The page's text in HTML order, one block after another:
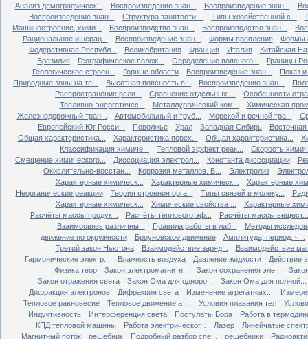
Анализ демографическ...
Воспроизведение знан... Воспроизведение знан...
Воспроизведение знан...
Структура занятости ... Типы хозяйственной с...
Машиностроение, хими...
Воспроизводство знан... Воспроизводство знан...
Рациональное и нерац...
Воспроизведение знан... Формы правления
Формы
Федеративная Республ...
Великобритания Франция Италия
Китайская
Бразилия
Географическое полож... Определение поясного...
Границы
Геологическое строен...
Горные области Воспроизведение знан...
Показ
Природные зоны на те...
Высотная поясность в... Воспроизведение знан...
Распространение рели...
Сравнение отдельных ...
Особенности
Топливно-энергетичес...
Металлургический ком...
Химическая
Железнодорожный тран...
Автомобильный и труб... Морской и речной тра...
Европейский Юг Росси...
Поволжье Урал Западная Сибирь
Общая характеристика...
Характеристика перех... Общая характеристика...
Классификация химиче...
Тепловой эффект реак...
Скорость
Смещение химического...
Диссоциация электрол... Константа диссоциации
Окислительно-восстан...
Коррозия металлов. В... Электролиз
Характерные химическ...
Характерные химическ...
Характерные
Неорганические реакции
Теория строения орга... Типы связей в молеку...
Характерные химическ...
Химические свойства ...
Характерные
Расчёты массы продук...
Расчёты теплового эф...
Расчёты массы вещест...
Взаимосвязь различны...
Правила работы в лаб...
Методы
движение по окружности
Броуновское движение
Амплитуда, период, ч...
Третий закон Ньютона
Взаимодействие заряд...
Взаимодействие
Гармонические электр...
Влажность воздуха Давление жидкости
Действие
Физика теор
Закон электромагнитн... Закон сохранения эле...
Закон отражения света
Закон Ома для одноро...
Закон Ома для полной...
Дифракция электронов
Дифракция света Изменение агрегатных...
Тепловое равновесие
Тепловое движение ат... Условия плавания тел
Индуктивность
Интерференция света Постулаты Бора
Работа в
КПД тепловой машины
Работа электрическог... Лазер
Линейчатые
Магнитный поток
решебник Подробный разбор спе... решебники